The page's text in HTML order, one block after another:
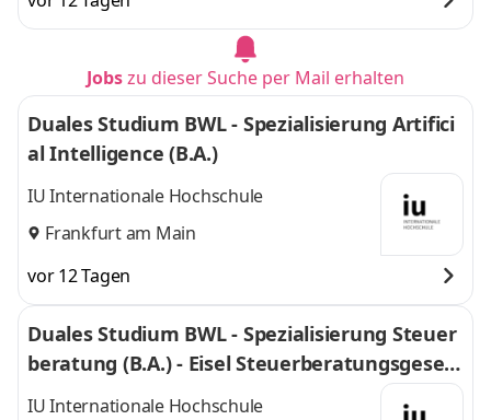
Jobszu dieser Suche per Mail erhalten
Duales Studium BWL - Spezialisierung Artifici
al Intelligence (B.A.)
IU Internationale Hochschule
Frankfurt am Main
vor 12 Tagen
Duales Studium BWL - Spezialisierung Steuer
beratung (B.A.) - Eisel Steuerberatungsgesell
schaft mbH & Co. KG
IU Internationale Hochschule